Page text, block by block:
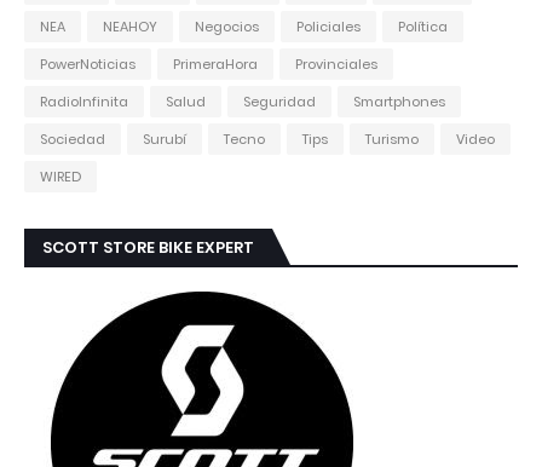
NEA
NEAHOY Negocios Policiales
Política
PowerNoticias
PrimeraHora
Provinciales
RadioInfinita
Salud Seguridad
Smartphones
Sociedad
Surubí Tecno Tips Turismo
Video
WIRED
SCOTT STORE BIKE EXPERT